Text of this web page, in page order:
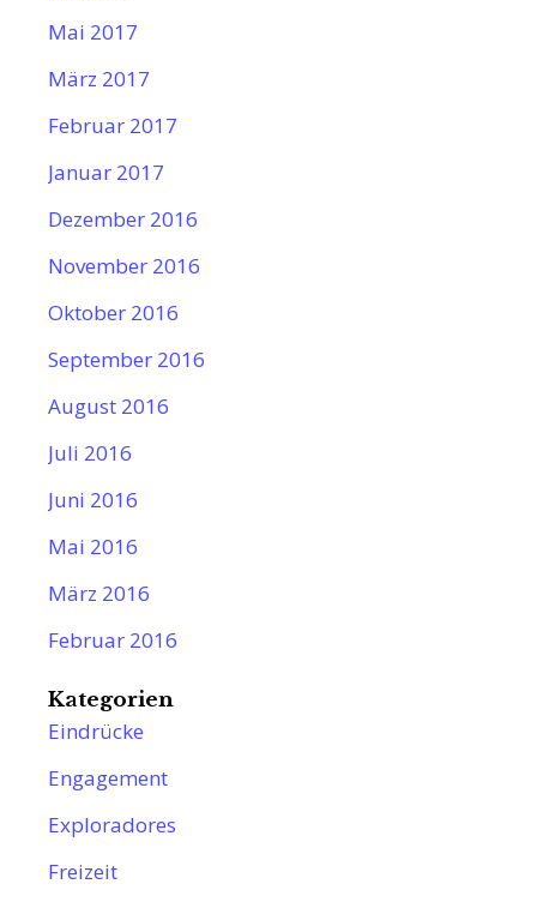
Mai 2017
März 2017
Februar 2017
Januar 2017
Dezember 2016
November 2016
Oktober 2016
September 2016
August 2016
Juli 2016
Juni 2016
Mai 2016
März 2016
Februar 2016
Kategorien
Eindrücke
Engagement
Exploradores
Freizeit